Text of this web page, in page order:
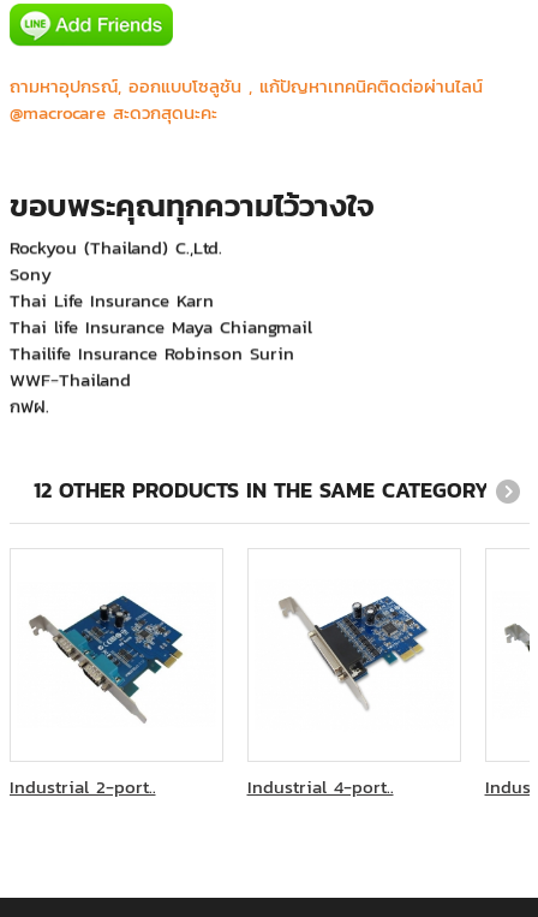
ถามหาอุปกรณ์, ออกแบบโซลูชัน , แก้ปัญหาเทคนิคติดต่อผ่านไลน์
@macrocare สะดวกสุดนะคะ
ขอบพระคุณทุกความไว้วางใจ
CGS Asia Co.,Ltd.
Honda R&D Asia Pacific Co.,Ltd.
Mecomb (Thailand) Limited
Rockyou (Thailand) C.,Ltd.
Sony
Thai Life Insurance Karn
Thai life Insurance Maya Chiangmail
Thailife Insurance Robinson Surin
WWF-Thailand
กฟฝ.
กรมสื่อสารทหารเรือ
บริษัท บีเอ็มที แปซิฟิค จำกัด
บริษัท ภูเก็ตแฟนตาซี จำกัด (มหาชน)
บริษัท สำนักกฎหมาย ดำเนิน สมเกียรติ และบุญมา จำกัด
บริษัท ออโต้โมชั่นเวิร์ค จำกัด
บริษัท อินโนเวชั่น จำกัด
บริษัท ฮามาโซ คอร์ปอเรชั่น จำกัด
บริษัท เอทีเอส จำกัด
ระบบขนส่งมวลชน กรุงเทพฯ (มหาชน)
วิทยุการบินแห่งประเทศไทย
12 OTHER PRODUCTS IN THE SAME CATEGORY:
Industrial 2-port.. Industrial 4-port..